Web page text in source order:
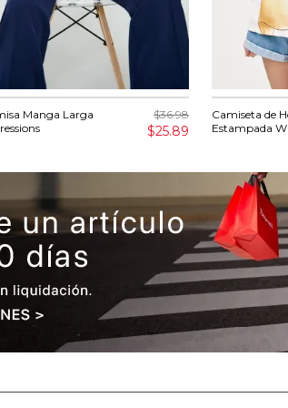
Manga Larga
$36.98
$25.89
Camiseta de
Estampada